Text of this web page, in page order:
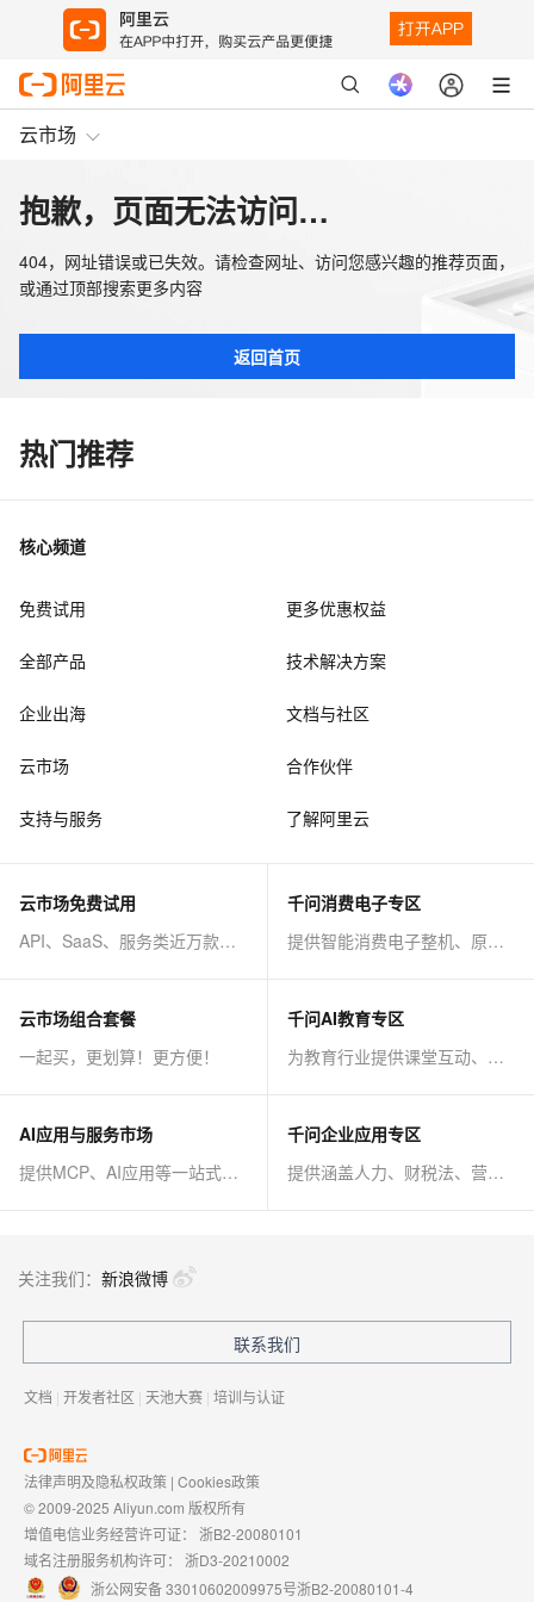
云市场
抱歉，页面无法访问…
404，网址错误或已失效。请检查网址、访问您感兴趣的推荐页面，
或通过顶部搜索更多内容
返回首页
热门推荐
核心频道
免费试用 更多优惠权益
全部产品 技术解决方案
企业出海 文档与社区
云市场 合作伙伴
支持与服务 了解阿里云
云市场免费试用
API、SaaS、服务类近万款商品免费试！
千问消费电子专区
提供智能消费电子整机、原子能力等AI方案
云市场组合套餐
一起买，更划算！更方便！
千问AI教育专区
为教育行业提供课堂互动、课程制作等AI方案
AI应用与服务市场
提供MCP、AI应用等一站式AI解决方案
千问企业应用专区
提供涵盖人力、财税法、营销、客服等AI方案
关注我们： 新浪微博
联系我们
文档 | 开发者社区 | 天池大赛 | 培训与认证
法律声明及隐私权政策 | Cookies政策
© 2009-2025 Aliyun.com 版权所有
增值电信业务经营许可证： 浙B2-20080101
域名注册服务机构许可： 浙D3-20210002
浙公网安备 33010602009975号浙B2-20080101-4